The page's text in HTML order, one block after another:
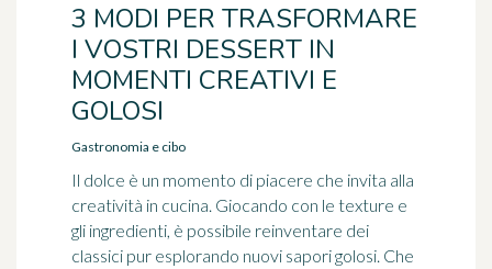
3 MODI PER TRASFORMARE
I VOSTRI DESSERT IN
MOMENTI CREATIVI E
GOLOSI
Gastronomia e cibo
Il dolce è un momento di piacere che invita alla
creatività in cucina. Giocando con le texture e
gli ingredienti, è possibile reinventare dei
classici pur esplorando nuovi sapori golosi. Che